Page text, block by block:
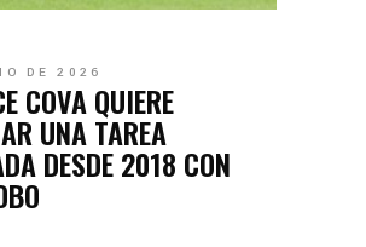
DE 2026
COVA QUIERE
UNA TAREA
DESDE 2018 CON